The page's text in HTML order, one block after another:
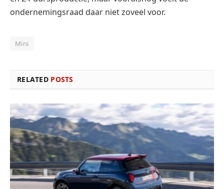
ondernemingsraad daar niet zoveel voor.
Mini
RELATED POSTS